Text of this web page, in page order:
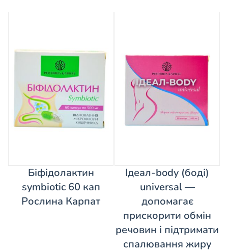
Біфідолактин
symbiotic 60 кап
Рослина Карпат
Ідеал-body (боді)
universal —
допомагає
прискорити обмін
речовин і підтримати
спалювання жиру